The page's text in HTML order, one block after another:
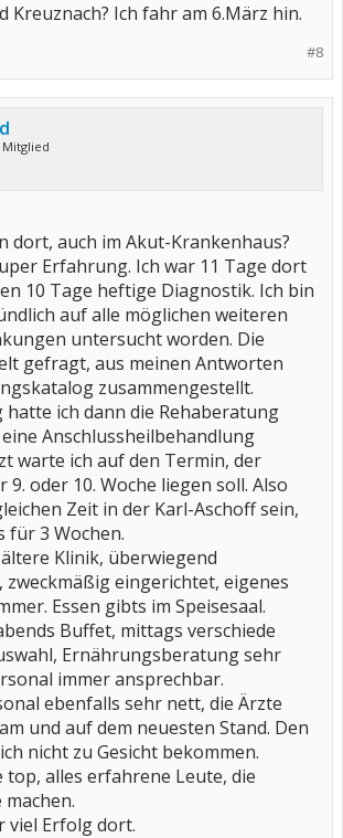
Kreuznach? Ich fahr am 6.März hin.
#8
Mitglied
dort, auch im Akut-Krankenhaus?
Erfahrung. Ich war 11 Tage dort
10 Tage heftige Diagnostik. Ich bin
auf alle möglichen weiteren
untersucht worden. Die
gefragt, aus meinen Antworten
zusammengestellt.
hatte ich dann die Rehaberatung
Anschlussheilbehandlung
warte ich auf den Termin, der
9. oder 10. Woche liegen soll. Also
Zeit in der Karl-Aschoff sein,
für 3 Wochen.
Klinik, überwiegend
zweckmäßig eingerichtet, eigenes
Essen gibts im Speisesaal.
Buffet, mittags verschiede
Ernährungsberatung sehr
immer ansprechbar.
ebenfalls sehr nett, die Ärzte
und auf dem neuesten Stand. Den
nicht zu Gesicht bekommen.
top, alles erfahrene Leute, die
machen.
viel Erfolg dort.